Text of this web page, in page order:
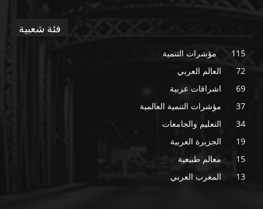
فئة شعبية
مؤشرات التنمية
115
العالم العربي
72
اشراقات عربية
69
مؤشرات التنمية العالمية
37
التعليم والجامعات
34
الجزيرة العربية
19
معالم طبيعية
15
المغرب العربي
13